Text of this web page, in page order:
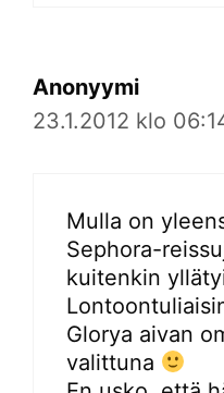
Anonyymi
23.1.2012 klo
Mulla on
Sephora-
kuitenkin
Glorya aivan
valittuna